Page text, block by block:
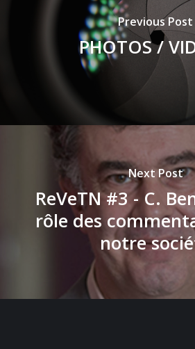
Previous Post
PHOTOS /
Next Post
ReVeTN #3 - C.
rôle des
notre